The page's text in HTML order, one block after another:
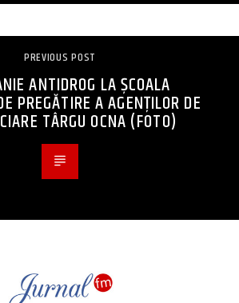
PREVIOUS POST
ANTIDROG LA ȘCOALA
PREGĂTIRE A AGENȚILOR DE
TÂRGU OCNA (FOTO)